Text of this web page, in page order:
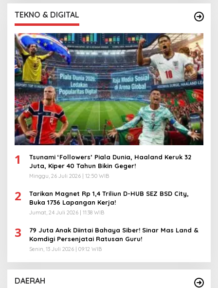
TEKNO & DIGITAL
1
Tsunami ‘Followers’ Piala Dunia, Haaland Keruk 32
Juta, Kiper 40 Tahun Bikin Geger!
Minggu, 26 Juli 2026 | 12:50 WIB
2
Tarikan Magnet Rp 1,4 Triliun D-HUB SEZ BSD City,
Buka 1736 Lapangan Kerja!
Jumat, 24 Juli 2026 | 11:38 WIB
3
79 Juta Anak Diintai Bahaya Siber! Sinar Mas Land &
Komdigi Persenjatai Ratusan Guru!
Senin, 13 Juli 2026 | 09:12 WIB
DAERAH